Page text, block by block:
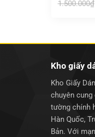
1.500.000₫
Kho giấy
Kho Giấy
chuyên
tường chính
Hàn Quốc,
Bản. Với